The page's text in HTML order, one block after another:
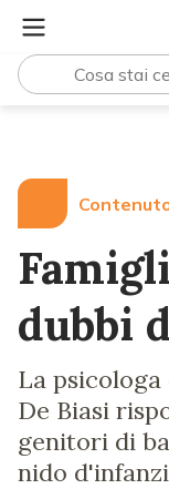
dubbi
La
De Biasi
genitori di
nido